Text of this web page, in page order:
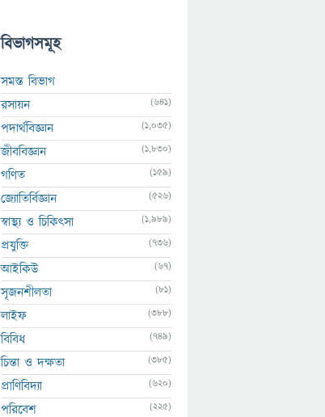
বিভাগসমূহ
সমস্ত বিভাগ
রসায়ন
(641)
পদার্থবিজ্ঞান (1,035)
জীববিজ্ঞান (1,830)
গণিত (159)
জ্যোতির্বিজ্ঞান (526)
স্বাস্থ্য ও চিকিৎসা (1,989)
প্রযুক্তি (736)
আইকিউ (67)
সৃজনশীলতা (81)
লাইফ (388)
বিবিধ (749)
চিন্তা ও দক্ষতা (385)
প্রাণিবিদ্যা (620)
পরিবেশ (225)